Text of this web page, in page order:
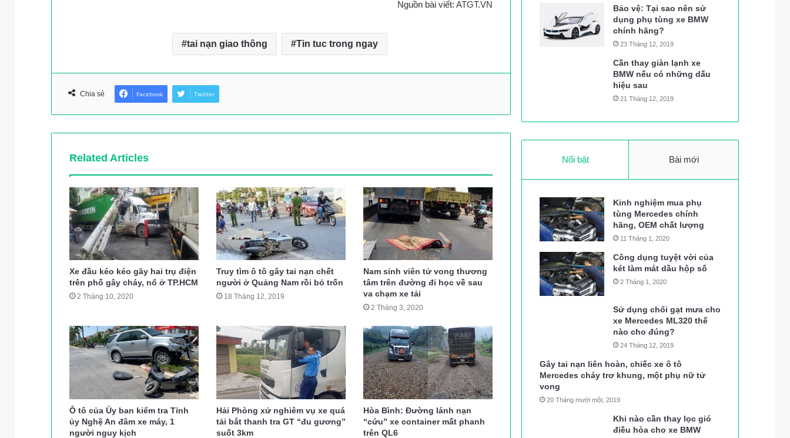
Nguồn bài viết: ATGT.VN
tai nạn giao thông Tin tuc trong ngay
Chia sẻ Facebook Twitter
Related Articles
Xe đầu kéo kéo gãy hai trụ điện
trên phố gây cháy, nổ ở TP.HCM
2 Tháng 10, 2020
Truy tìm ô tô gây tai nạn chết
người ở Quảng Nam rồi bỏ trốn
18 Tháng 12, 2019
Nam sinh viên tử vong thương
tâm trên đường đi học về sau
va chạm xe tải
2 Tháng 3, 2020
Ô tô của Ủy ban kiểm tra Tỉnh
ủy Nghệ An đâm xe máy, 1
người nguy kịch
Hải Phòng xử nghiêm vụ xe quá
tải bắt thanh tra GT “đu gương”
suốt 3km
Hòa Bình: Đường lánh nạn
“cứu” xe container mất phanh
trên QL6
Bảo vệ: Tại sao nên sử
dụng phụ tùng xe BMW
chính hãng?
23 Tháng 12, 2019
Cần thay giàn lạnh xe
BMW nếu có những dấu
hiệu sau
21 Tháng 12, 2019
Nổi bật Bài mới
Kinh nghiệm mua phụ
tùng Mercedes chính
hãng, OEM chất lượng
11 Tháng 1, 2020
Công dụng tuyệt vời của
két làm mát dầu hộp số
2 Tháng 1, 2020
Sử dụng chổi gạt mưa cho
xe Mercedes ML320 thế
nào cho đúng?
24 Tháng 12, 2019
Gây tai nạn liên hoàn, chiếc xe ô tô
Mercedes cháy trơ khung, một phụ nữ tử
vong
20 Tháng mười một, 2019
Khi nào cần thay lọc gió
điều hòa cho xe BMW